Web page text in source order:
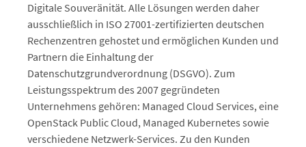
Digitale Souveränität. Alle Lösungen werden daher
ausschließlich in ISO 27001-zertifizierten deutschen
Rechenzentren gehostet und ermöglichen Kunden und
Partnern die Einhaltung der
Datenschutzgrundverordnung (DSGVO). Zum
Leistungsspektrum des 2007 gegründeten
Unternehmens gehören: Managed Cloud Services, eine
OpenStack Public Cloud, Managed Kubernetes sowie
verschiedene Netzwerk-Services. Zu den Kunden